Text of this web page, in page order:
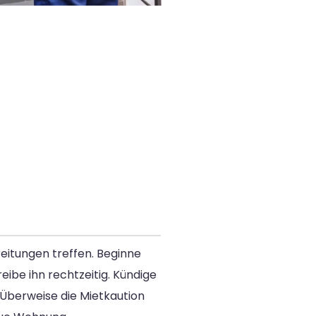
treffen. Beginne
ihn rechtzeitig. Kündige
die Mietkaution